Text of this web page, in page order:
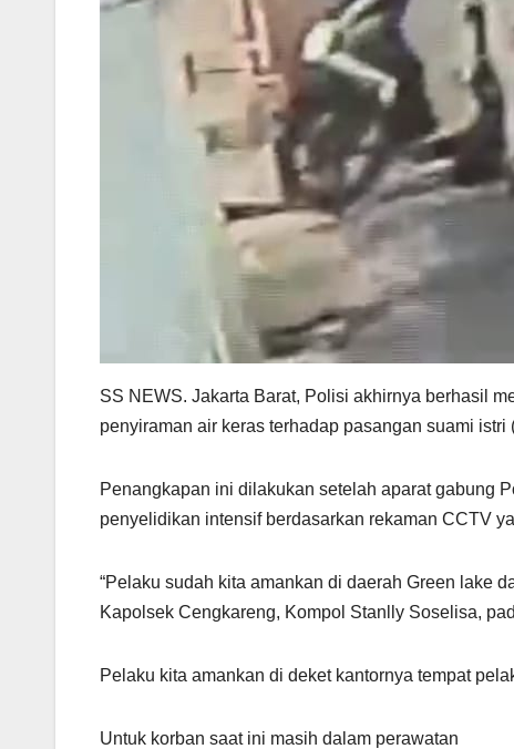
SS NEWS. Jakarta Barat, Polisi akhirnya berhasil
penyiraman air keras terhadap pasangan suami
Penangkapan ini dilakukan setelah aparat gabung
penyelidikan intensif berdasarkan rekaman CCTV
“Pelaku sudah kita amankan di daerah Green lake
Kapolsek Cengkareng, Kompol Stanlly Soselisa,
Pelaku kita amankan di deket kantornya tempat
Untuk korban saat ini masih dalam perawatan